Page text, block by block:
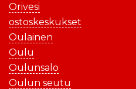
Orivesi
ostoskeskukset
Oulainen
Oulu
Oulunsalo
Oulun seutu